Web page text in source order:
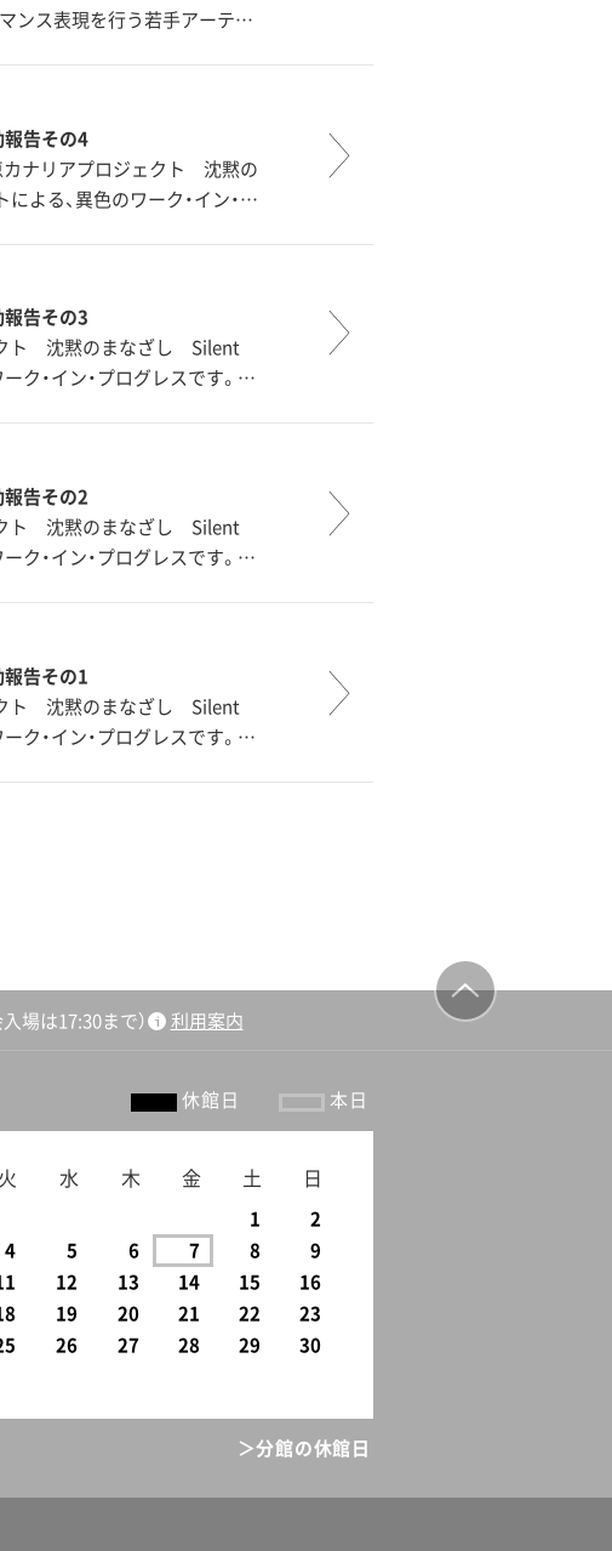
マンス表現を行う若手アーテ…
告その4
カナリアプロジェクト 沈黙の
よる、異色のワーク・イン・…
告その3
クト 沈黙のまなざし Silent
ク・イン・プログレスです。…
告その2
クト 沈黙のまなざし Silent
ク・イン・プログレスです。…
告その1
クト 沈黙のまなざし Silent
ク・イン・プログレスです。…
入場は17:30まで） 利用案内
休館日 本日
火 水 木 金 土 日
1
2
4 5 6 7 8
9
12 13 14 15
16
19 20 21 22
23
26 27 28 29
30
＞分館の休館日